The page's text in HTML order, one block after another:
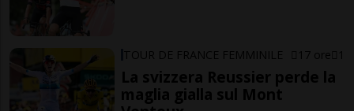
TOUR DE FRANCE FEMMINILE 17 ore 1
La svizzera Reussier perde la
maglia gialla sul Mont